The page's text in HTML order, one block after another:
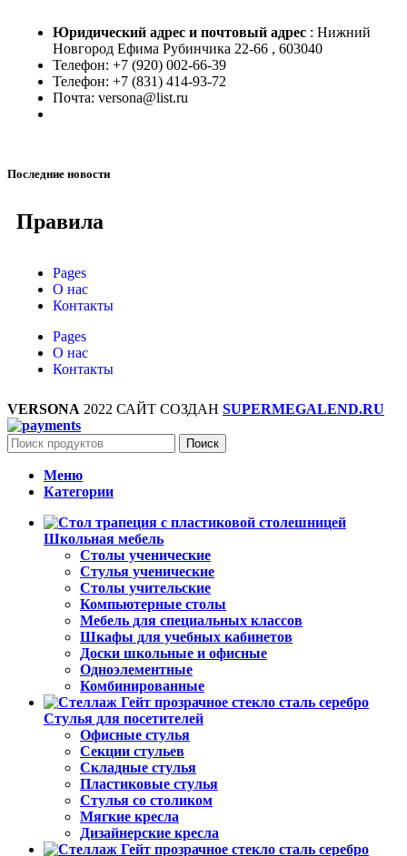
Юридический адрес и почтовый адрес : Нижний
Новгород Ефима Рубинчика 22-66 , 603040
Телефон: +7 (920) 002-66-39
Телефон: +7 (831) 414-93-72
Почта: versona@list.ru
Последние новости
Правила
Pages
О нас
Контакты
Pages
О нас
Контакты
VERSONA 2022 САЙТ СОЗДАН SUPERMEGALEND.RU
Поиск
Меню
Категории
Школьная мебель
Столы ученические
Стулья ученические
Столы учительские
Компьютерные столы
Мебель для специальных классов
Шкафы для учебных кабинетов
Доски школьные и офисные
Одноэлементные
Комбинированные
Стулья для посетителей
Офисные стулья
Секции стульев
Складные стулья
Пластиковые стулья
Стулья со столиком
Мягкие кресла
Дизайнерские кресла